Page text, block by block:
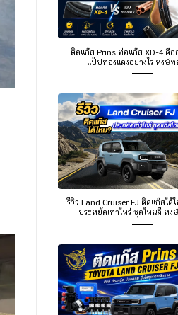
ติดแก๊ส Prins ท่อแก๊ส XD-4 คืออ
แป๊ปทองแดงอย่างไร หงษ์ท
รีวิว Land Cruiser FJ ติดแก๊สได้
ประหยัดเท่าไหร่ ชุดไหนดี หง